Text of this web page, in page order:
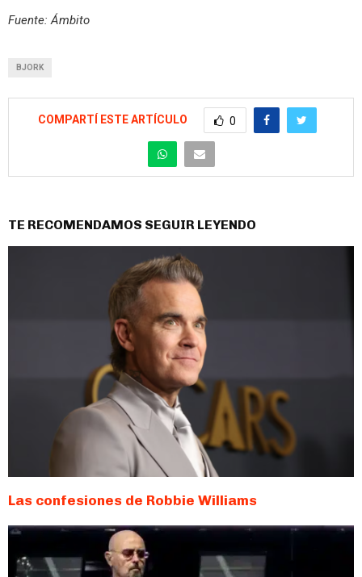
Fuente: Ámbito
BJORK
COMPARTÍ ESTE ARTÍCULO 0
TE RECOMENDAMOS SEGUIR LEYENDO
Las confesiones de Robbie Williams